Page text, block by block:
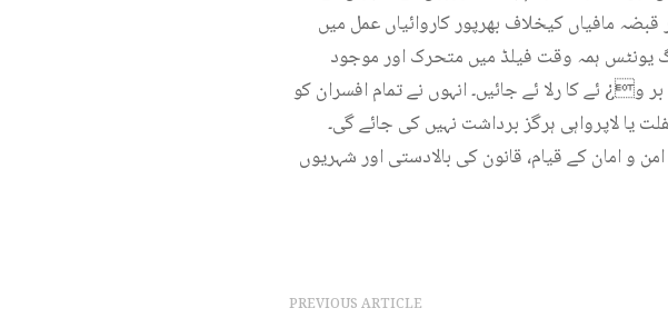
مافیاں کیخلاف بھرپور کاروائیاں عمل میں
یونٹس ہمہ وقت فیلڈ میں متحرک اور موجود
و¿ ئے کا رلا ئے جائیں۔ انہوں نے تمام افسران کو
یا لاپرواہی ہرگز برداشت نہیں کی جائے گی۔
و امان کے قیام، قانون کی بالادستی اور شہریوں
PREVIOUS ARTICLE